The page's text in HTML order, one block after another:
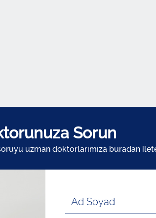
Sorun
uzman doktorlarımıza buradan